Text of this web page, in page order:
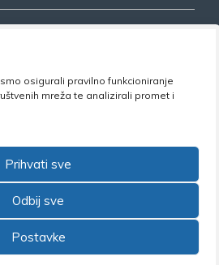
osigurali pravilno funkcioniranje
mreža te analizirali promet i
Prihvati sve
Odbij sve
Postavke
znanosti i visokog
znanosti i visokog obrazovanja